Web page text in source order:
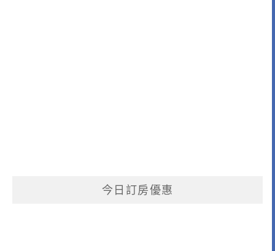
今日訂房優惠